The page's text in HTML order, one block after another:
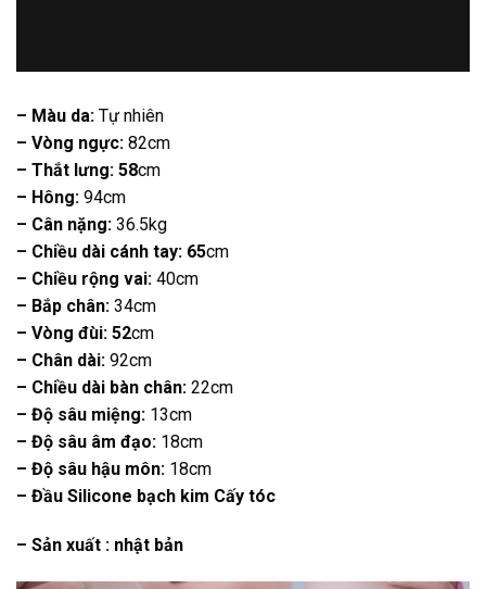
– Màu da: Tự nhiên
– Vòng ngực: 82cm
– Thắt lưng: 58cm
– Hông: 94cm
– Cân nặng: 36.5kg
– Chiều dài cánh tay: 65cm
– Chiều rộng vai: 40cm
– Bắp chân: 34cm
– Vòng đùi: 52cm
– Chân dài: 92cm
– Chiều dài bàn chân: 22cm
– Độ sâu miệng: 13cm
– Độ sâu âm đạo: 18cm
– Độ sâu hậu môn: 18cm
– Đầu Silicone bạch kim Cấy tóc
– Sản xuất : nhật bản